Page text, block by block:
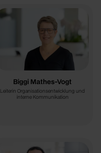
Biggi Mathes-Vogt
Leiterin Organisationsentwicklung und
interne Kommunikation